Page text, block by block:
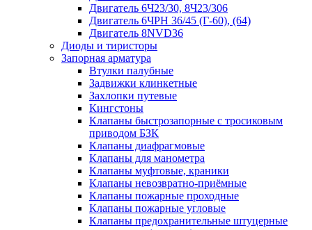
Двигатель 6Ч23/30, 8Ч23/306
Двигатель 6ЧРН 36/45 (Г-60), (64)
Двигатель 8NVD36
Диоды и тиристоры
Запорная арматура
Втулки палубные
Задвижки клинкетные
Захлопки путевые
Кингстоны
Клапаны быстрозапорные с тросиковым
приводом БЗК
Клапаны диафрагмовые
Клапаны для манометра
Клапаны муфтовые, краники
Клапаны невозвратно-приёмные
Клапаны пожарные проходные
Клапаны пожарные угловые
Клапаны предохранительные штуцерные